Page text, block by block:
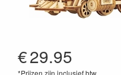
€29.95
*Prijzen zijn inclusief btw